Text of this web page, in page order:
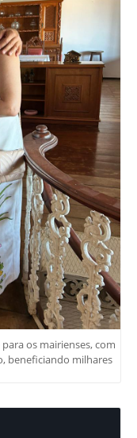
os mairienses, com
beneficiando milhares